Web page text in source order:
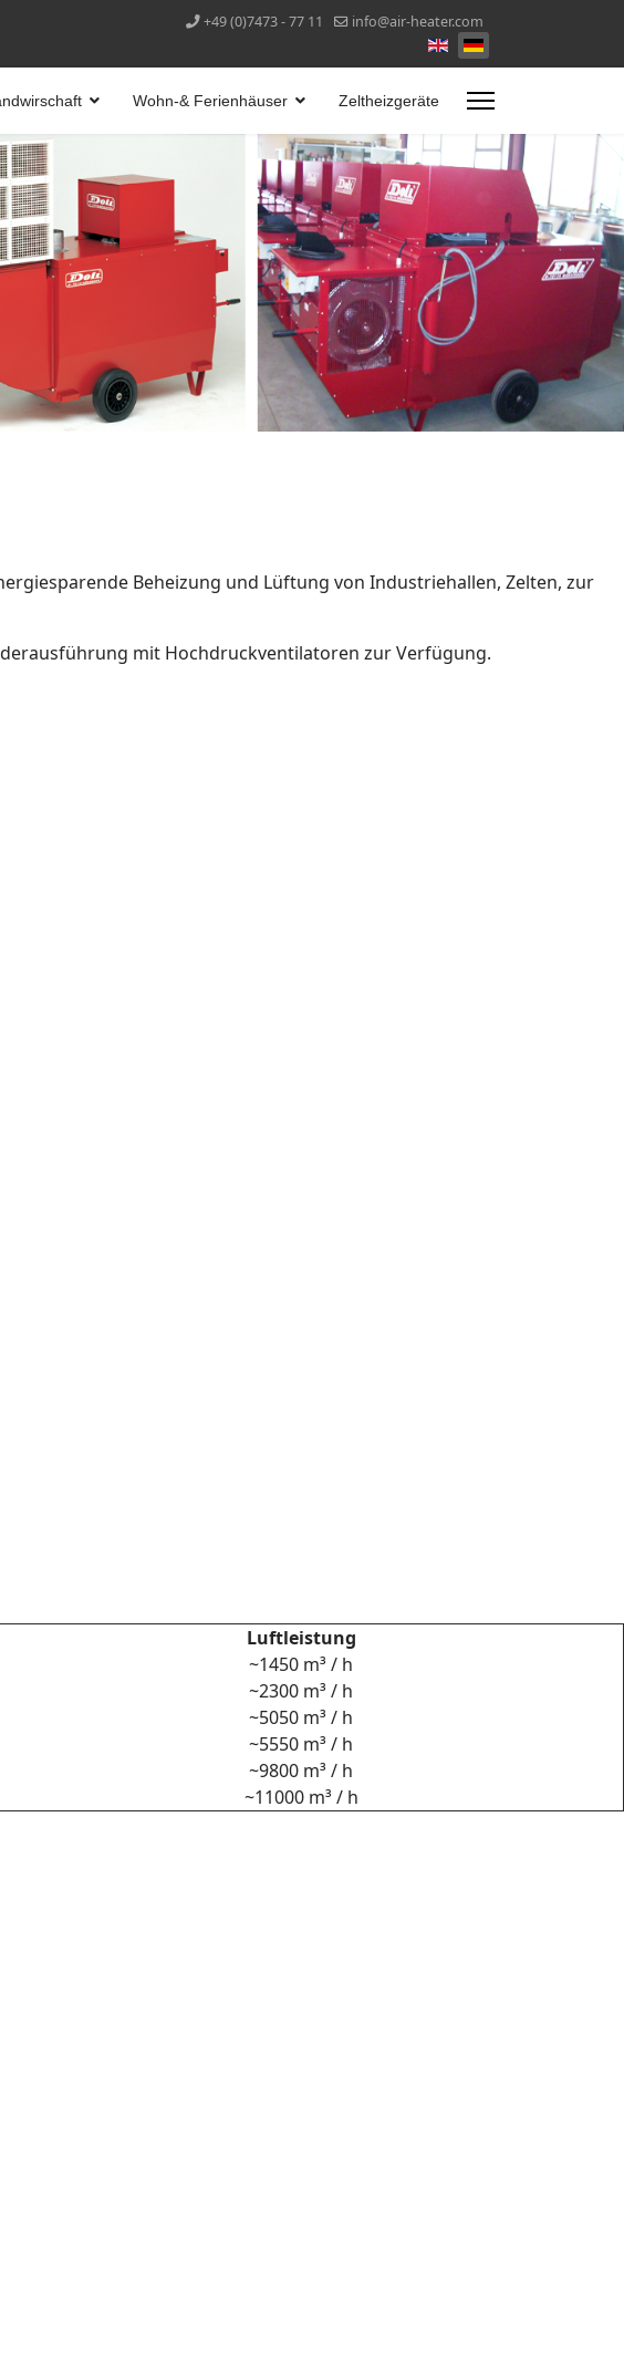
+49 (0)7473 - 77 11 info@air-heater.com
Wohn-& Ferienhäuser Zeltheizgeräte
Beheizung und Lüftung von Industriehallen, Zelten, zur
mit Hochdruckventilatoren zur Verfügung.
Luftleistung
~1450 m³ / h
~2300 m³ / h
~5050 m³ / h
~5550 m³ / h
~9800 m³ / h
~11000 m³ / h